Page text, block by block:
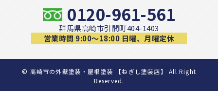
0120-961-561
群馬県高崎市引間町404-1403
営業時間 9:00〜18:00 日曜、月曜定休
© 高崎市の外壁塗装・屋根塗装 【ねぎし塗装店】 All Right
Reserved.